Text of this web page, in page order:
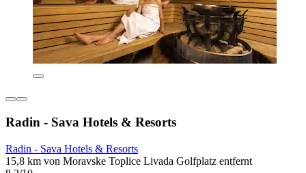
Radin - Sava Hotels & Resorts
Radin - Sava Hotels & Resorts
15,8 km von Moravske Toplice Livada Golfplatz entfernt